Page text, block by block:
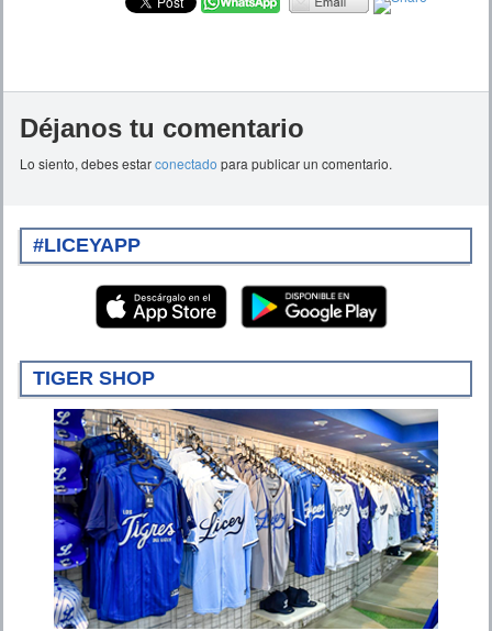
Déjanos tu comentario
Lo siento, debes estarconectado para publicar un comentario.
#LICEYAPP
TIGER SHOP